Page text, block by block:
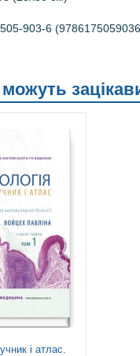
903-6
можуть
і атлас.